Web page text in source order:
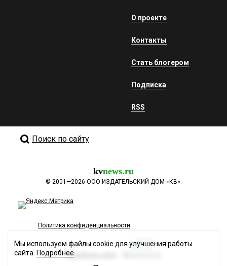
О проекте
Контакты
Стать блогером
Подписка
RSS
Поиск по сайту
kvnews.ru
© 2001—2026 ООО ИЗДАТЕЛЬСКИЙ ДОМ «КВ».
Политика конфиденциальности
Разработка сайта
Мы используем файлы cookie для улучшения работы
сайта. Подробнее